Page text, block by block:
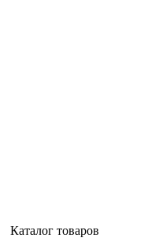
Каталог товаров